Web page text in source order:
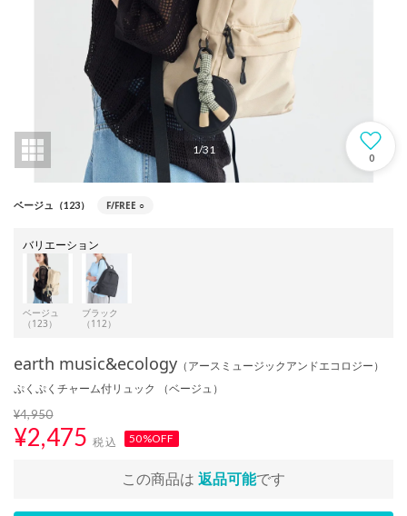
1/31
0
ベージュ（123） F/FREE ○
バリエーション
ベージュ
（123）
ブラック
（112）
earth music&ecology （アースミュージックアンドエコロジー）
ぷくぷくチャーム付リュック （ベージュ）
¥4,950
¥2,475 税込 50%OFF
この商品は 返品可能です